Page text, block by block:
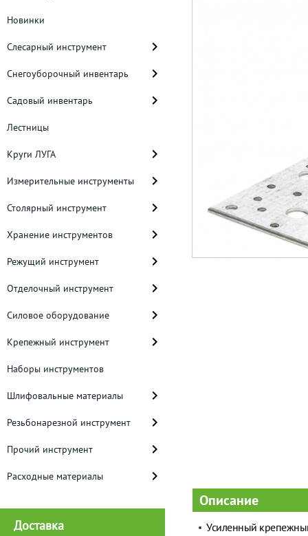
Новинки
Слесарный инструмент
Снегоуборочный инвентарь
Садовый инвентарь
Лестницы
Круги ЛУГА
Измерительные инструменты
Столярный инструмент
Хранение инструментов
Режущий инструмент
Отделочный инструмент
Силовое оборудование
Крепежный инструмент
Наборы инструментов
Шлифовальные материалы
Резьбонарезной инструмент
Прочий инструмент
Расходные материалы
Доставка
Описание
Усиленный